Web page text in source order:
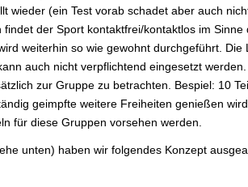
wieder (ein Test vorab schadet aber auch
der Sport kontaktfrei/kontaktlos im Sinne
weiterhin so wie gewohnt durchgeführt. Die
auch nicht verpflichtend eingesetzt werden.
zur Gruppe zu betrachten. Bespiel: 10
geimpfte weitere Freiheiten genießen
für diese Gruppen vorsehen werden.
unten) haben wir folgendes Konzept